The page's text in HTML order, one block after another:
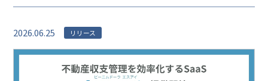
2026.06.25 リリース